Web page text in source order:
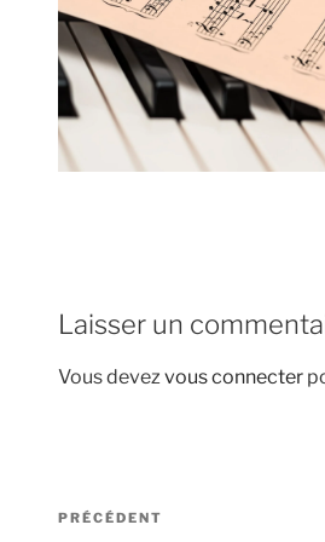
Laisser un
Vous devezvous connecter
Navigation
Article
PRÉCÉDENT